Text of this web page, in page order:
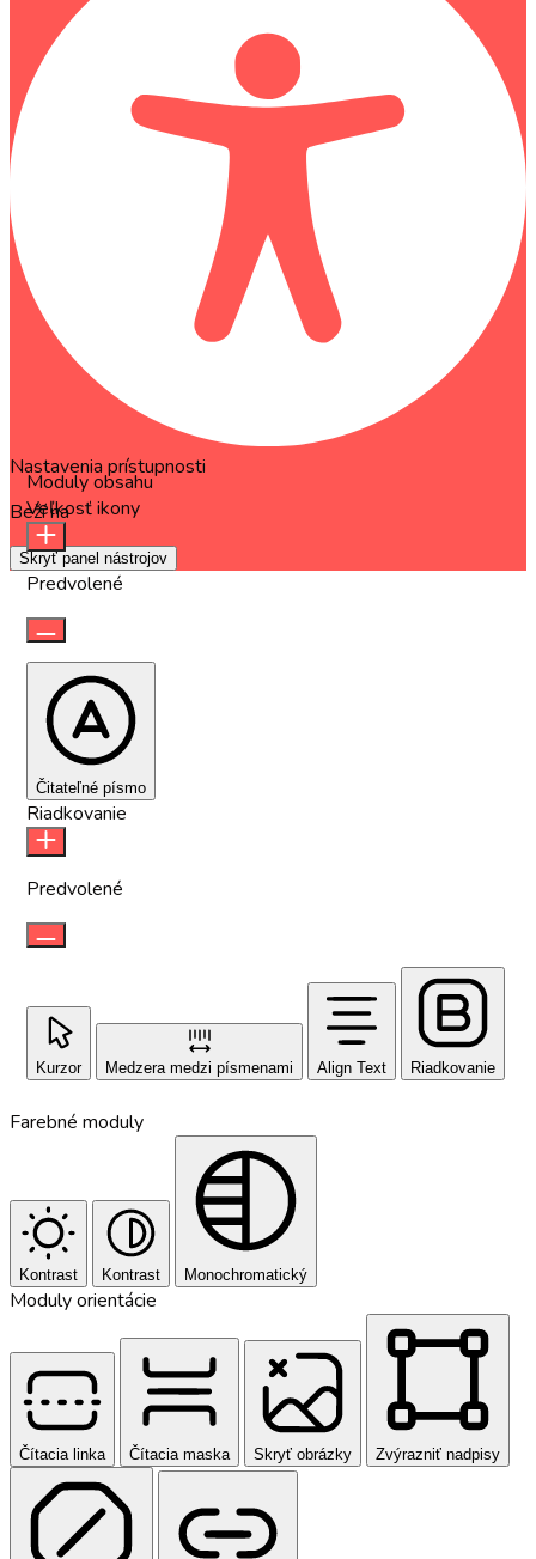
Nastavenia prístupnosti
Beží naOneTap
Skryť panel nástrojov
Moduly obsahu
Veľkosť ikony
Predvolené
Čitateľné písmo
Riadkovanie
Predvolené
Kurzor Medzera medzi písmenami Align Text Riadkovanie
Farebné moduly
Kontrast Kontrast Monochromatický
Moduly orientácie
Čítacia linka Čítacia maska Skryť obrázky Zvýrazniť nadpisy